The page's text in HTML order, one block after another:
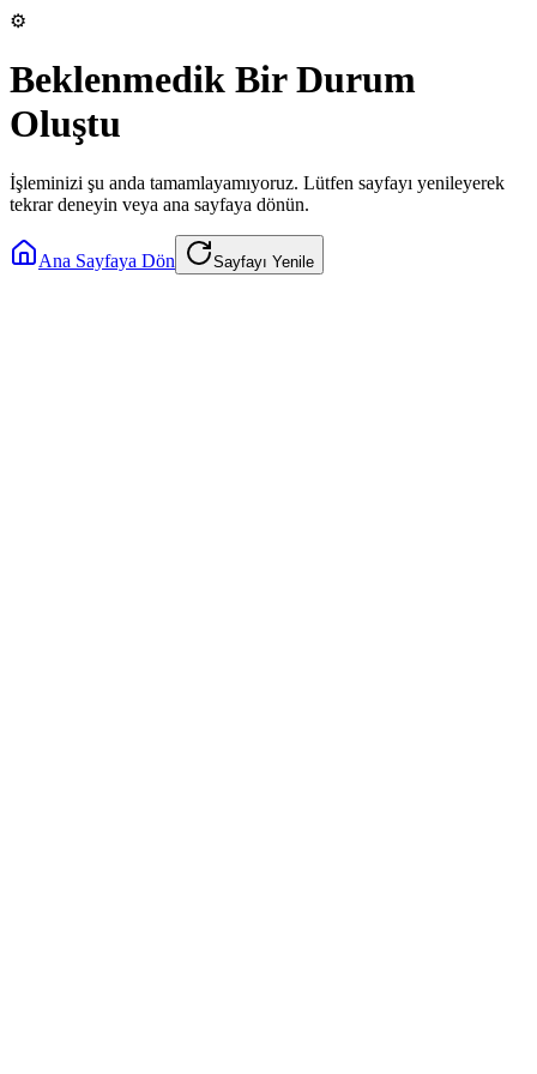
⚙️
Beklenmedik Bir Durum
Oluştu
İşleminizi şu anda tamamlayamıyoruz. Lütfen sayfayı yenileyerek
tekrar deneyin veya ana sayfaya dönün.
Ana Sayfaya Dön Sayfayı Yenile